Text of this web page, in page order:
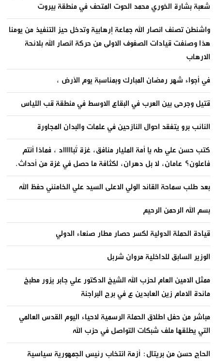
شعبة بشارة الخوري محمد الحوت المتحف في منطقة بيروت
واشنطن تصنف انصار الله جماعة إرهابية وتدخل حيز التنفيذ من يومنا
هذا وصنفت قيادات الصفوف الاولى من حركة انصار الله بلائحة
الارهاب
في أجواء شهر رمضان المبارك وبمناسبة يوم الأرض ،
قتيل وجرحى بين العرب في البقاع الاوسط في منطقة قب اللياس
النائب برو يتفقد احوال النازحين في علمات والبدان المجاورة
كتب حسن علي طه يا أمة المليار منافق، غزة تُباااااد ، فماذا أنتم
فاعلون؟ عامان، لا بل دهران، لكثافة ما حصل في غزة من أحداث.
بعد طلب سماحة القائد الولي الاعلى السيد علي الخامنئي حفظ الله
بسم الله الرحمن الرحيم
قيادة الحملة الدولية لكسر حصار مطار صنعاء الدولي
الوزير السابق للداخلية مروان شربل
ممثل الامين العام لحزب الله الشيخ الدكتور علي جابر يزور مطبخ
مائدة الامام زين العابدين ع في برج البراجنة
مباشر من حفل اطلاق الحملة الرسمية لاحياء اليوم القدس العالمي
التي يطلقها ملف شبكات التواصل في حزب الله
الحاج حسن من بريتال: أزمة انتخاب رئيس الجمهورية سياسية